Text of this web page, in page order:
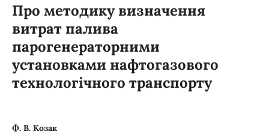
Про методику визначення
витрат палива
парогенераторними
установками нафтогазового
технологічного транспорту
Ф. В. Козак